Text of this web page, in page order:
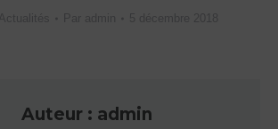
Auteur : admin